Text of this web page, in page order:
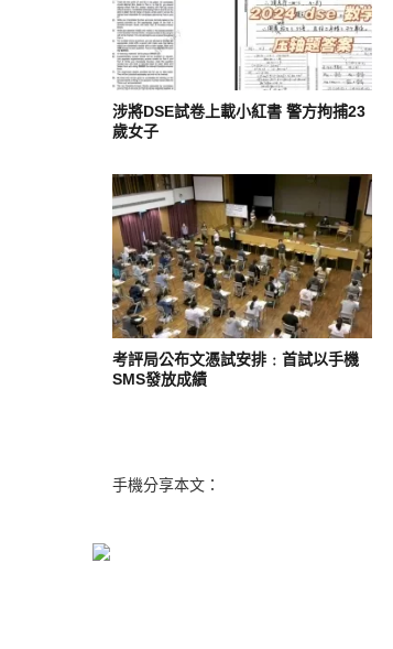
涉將DSE試卷上載小紅書 警方拘捕23
歲女子
考評局公布文憑試安排﹕首試以手機
SMS發放成績
手機分享本文：